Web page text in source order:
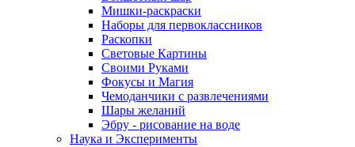
Мишки-раскраски
Наборы для первоклассников
Раскопки
Световые Картины
Своими Руками
Фокусы и Магия
Чемоданчики с развлечениями
Шары желаний
Эбру - рисование на воде
Наука и Эксперименты